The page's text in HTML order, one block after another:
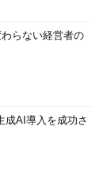
らない経営者の
AI導入を成功さ